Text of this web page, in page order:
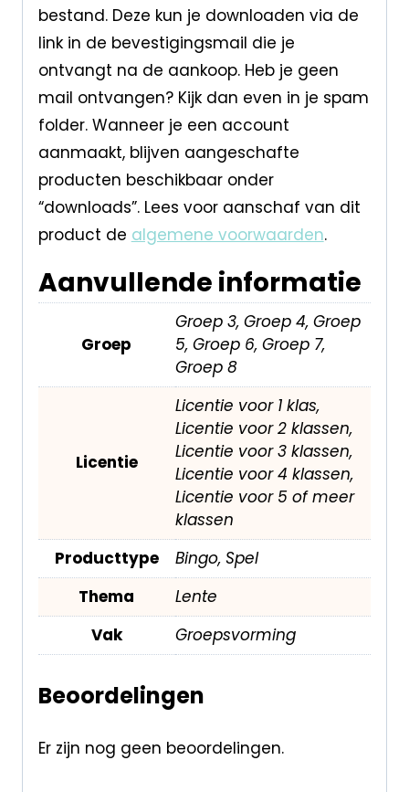
bestand. Deze kun je downloaden via de
link in de bevestigingsmail die je
ontvangt na de aankoop. Heb je geen
mail ontvangen? Kijk dan even in je spam
folder. Wanneer je een account
aanmaakt, blijven aangeschafte
producten beschikbaar onder
“downloads”. Lees voor aanschaf van dit
product de algemene voorwaarden.
Aanvullende informatie
Groep
Groep 3, Groep 4, Groep
5, Groep 6, Groep 7,
Groep 8
Licentie
Licentie voor 1 klas,
Licentie voor 2 klassen,
Licentie voor 3 klassen,
Licentie voor 4 klassen,
Licentie voor 5 of meer
klassen
Producttype
Bingo, Spel
Thema
Lente
Vak
Groepsvorming
Beoordelingen
Er zijn nog geen beoordelingen.